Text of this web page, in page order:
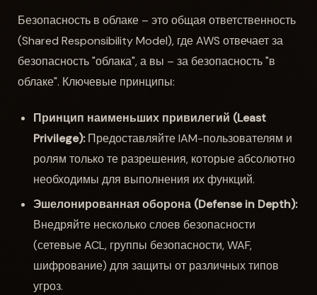
Безопасность в облаке – это общая ответственность
(Shared Responsibility Model), где AWS отвечает за
безопасность "облака", а вы – за безопасность "в
облаке". Ключевые принципы:
Принцип наименьших привилегий (Least
Privilege):Предоставляйте IAM-пользователям и
ролям только те разрешения, которые абсолютно
необходимы для выполнения их функций.
Эшелонированная оборона (Defense in Depth):
Внедряйте несколько слоев безопасности
(сетевые ACL, группы безопасности, WAF,
шифрование) для защиты от различных типов
угроз.